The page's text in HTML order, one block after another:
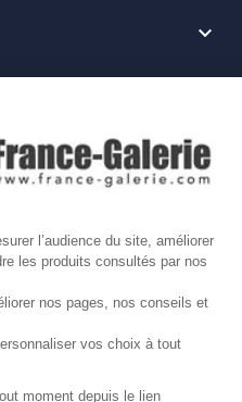
l’audience du site, améliorer
les produits consultés par nos
nos pages, nos conseils et
vos choix à tout
moment depuis le lien

